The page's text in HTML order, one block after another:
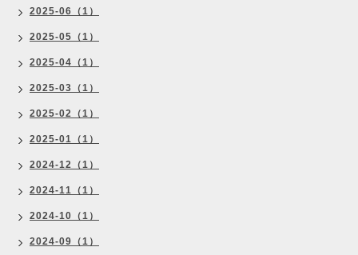
2025-06（1）
2025-05（1）
2025-04（1）
2025-03（1）
2025-02（1）
2025-01（1）
2024-12（1）
2024-11（1）
2024-10（1）
2024-09（1）